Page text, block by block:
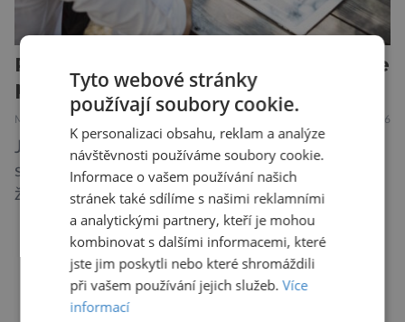
Proč někteří lidé stále chodí všude
pozdě!
MEDICÍNA ZAJÍMAVOSTI 28.7.2026
Jsou lidé, kteří ať se snaží, jak chtějí, na
schůzku nikdy nedorazí včas. A to i když vědí,
že je nedochvilnost vnímána jako bezohlednost
či projev nedostatečné úcty k protistraně.
Nejnovější průzkumy ukazují, že za to lidé, kteří
chodí chronicky pozdě, možná úplně nemohou.
Jaké jsou nejčastější příčiny nedochvilnosti? A
dá se s ní bojovat? […]
DALŠÍ ČLÁNKY ›
Tyto webové stránky
používají soubory cookie.
K personalizaci obsahu, reklam a analýze
návštěvnosti používáme soubory cookie.
Informace o vašem používání našich
stránek také sdílíme s našimi reklamními
a analytickými partnery, kteří je mohou
kombinovat s dalšími informacemi, které
jste jim poskytli nebo které shromáždili
při vašem používání jejich služeb.Více
informací